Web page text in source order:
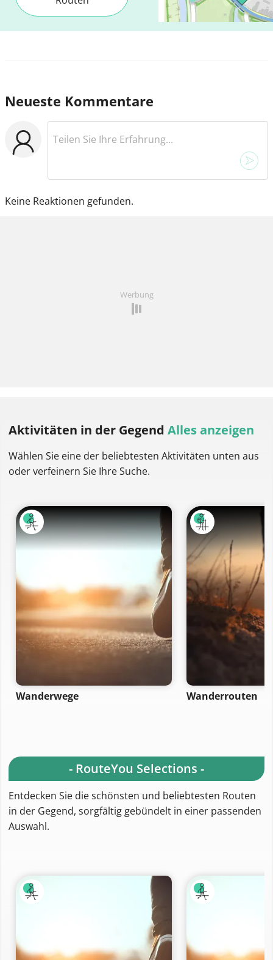
Neueste Kommentare
Keine Reaktionen gefunden.
Werbung
Aktivitäten in der Gegend Alles anzeigen
Wählen Sie eine der beliebtesten Aktivitäten unten aus
oder verfeinern Sie Ihre Suche.
Wanderwege Wanderrouten
- RouteYou Selections -
Entdecken Sie die schönsten und beliebtesten Routen
in der Gegend, sorgfältig gebündelt in einer passenden
Auswahl.